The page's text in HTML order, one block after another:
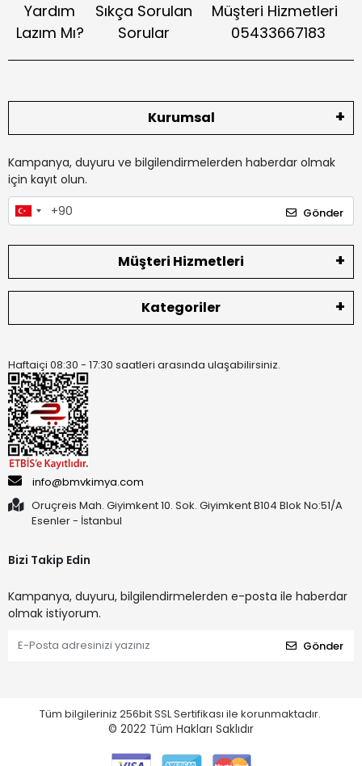
Yardım
Lazım Mı?
Sıkça Sorulan
Sorular
Müşteri Hizmetleri
05433667183
Kurumsal
Kampanya, duyuru ve bilgilendirmelerden haberdar olmak
için kayıt olun.
Gönder
Müşteri Hizmetleri
Kategoriler
Haftaiçi 08:30 - 17:30 saatleri arasında ulaşabilirsiniz.
info@bmvkimya.com
Oruçreis Mah. Giyimkent 10. Sok. Giyimkent B104 Blok No:51/A
Esenler - İstanbul
Bizi Takip Edin
Kampanya, duyuru, bilgilendirmelerden e-posta ile haberdar
olmak istiyorum.
Gönder
Tüm bilgileriniz 256bit SSL Sertifikası ile korunmaktadır.
© 2022 Tüm Hakları Saklıdır